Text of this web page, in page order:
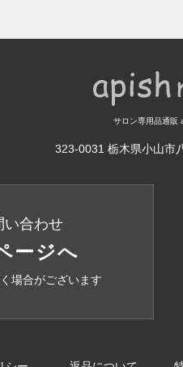
サロン専用品通販
323-0031 栃木県小山市
い合わせ
ージへ
場合がございます